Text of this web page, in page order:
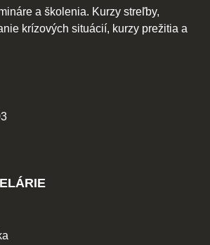
a školenia. Kurzy streľby,
krízových situácií, kurzy prežitia a